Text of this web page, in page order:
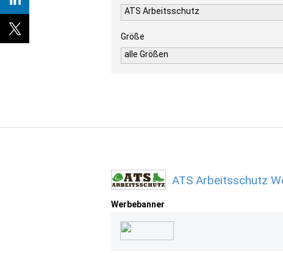
ATS Arbeitsschutz
Größe
alle Größen
ATS Arbeitsschutz
Werbebanner